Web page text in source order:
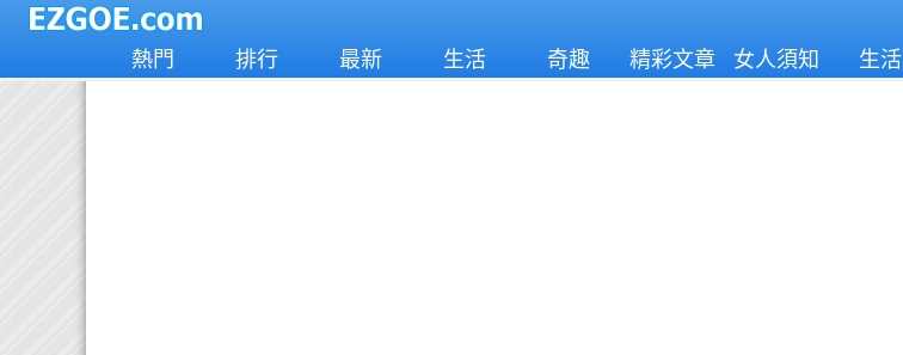
熱門 排行 最新 生活 奇趣 精彩文章 女人須知 生活